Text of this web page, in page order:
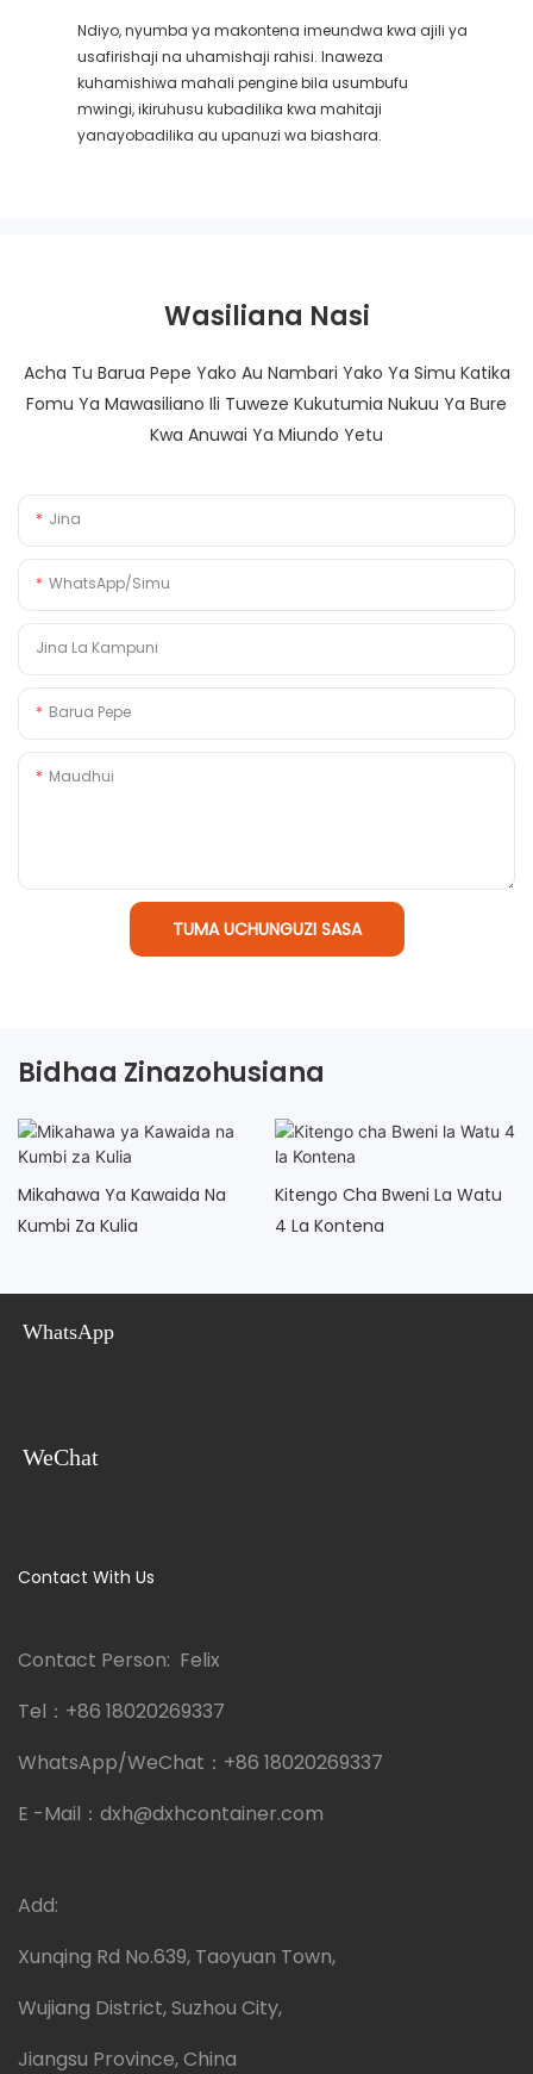
Ndiyo, nyumba ya makontena imeundwa kwa ajili ya
usafirishaji na uhamishaji rahisi. Inaweza
kuhamishiwa mahali pengine bila usumbufu
mwingi, ikiruhusu kubadilika kwa mahitaji
yanayobadilika au upanuzi wa biashara.
Wasiliana Nasi
Acha Tu Barua Pepe Yako Au Nambari Yako Ya Simu Katika
Fomu Ya Mawasiliano Ili Tuweze Kukutumia Nukuu Ya Bure
Kwa Anuwai Ya Miundo Yetu
Jina
WhatsApp/Simu
Jina La Kampuni
Barua Pepe
Maudhui
TUMA UCHUNGUZI SASA
Bidhaa Zinazohusiana
Mikahawa Ya Kawaida Na
Kumbi Za Kulia
Kitengo Cha Bweni La Watu
4 La Kontena
WhatsApp
WeChat
Contact With Us
Contact Person: Felix
Tel： +86 18020269337
WhatsApp/WeChat： +86 18020269337
E -Mail： dxh@dxhcontainer.com
Add:
Xunqing Rd No.639, Taoyuan Town,
Wujiang District, Suzhou City,
Jiangsu Province, China